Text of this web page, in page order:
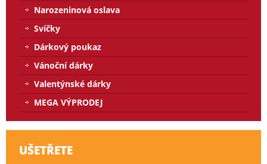
Narozeninová oslava
Svíčky
Dárkový poukaz
Vánoční dárky
Valentýnské dárky
MEGA VÝPRODEJ
UŠETŘETE